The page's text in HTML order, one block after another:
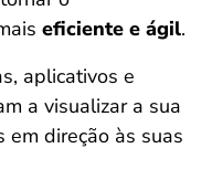
eficiente e ágil.
aplicativos e
a visualizar a sua
em direção às suas